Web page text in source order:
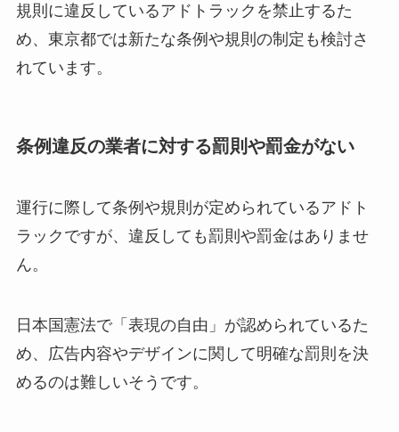
規則に違反しているアドトラックを禁止するた
め、東京都では新たな条例や規則の制定も検討さ
れています。
条例違反の業者に対する罰則や罰金がない
運行に際して条例や規則が定められているアドト
ラックですが、違反しても罰則や罰金はありませ
ん。
日本国憲法で「表現の自由」が認められているた
め、広告内容やデザインに関して明確な罰則を決
めるのは難しいそうです。